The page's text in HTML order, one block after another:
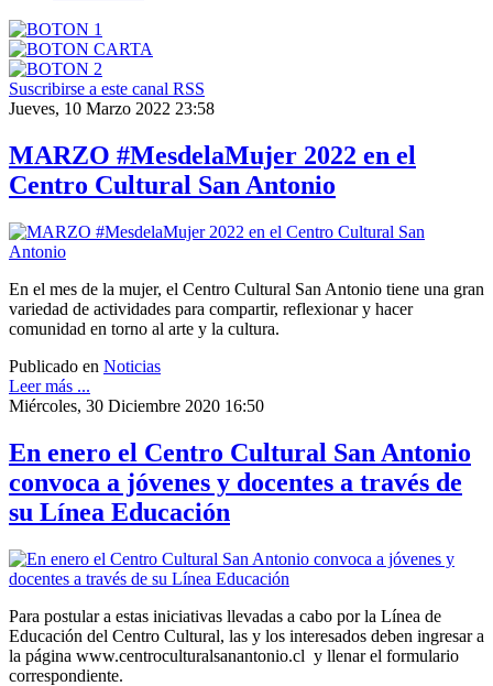
Suscribirse a este canal RSS
Jueves, 10 Marzo 2022 23:58
MARZO #MesdelaMujer 2022 en el
Centro Cultural San Antonio
En el mes de la mujer, el Centro Cultural San Antonio tiene una gran
variedad de actividades para compartir, reflexionar y hacer
comunidad en torno al arte y la cultura.
Publicado en Noticias
Leer más ...
Miércoles, 30 Diciembre 2020 16:50
En enero el Centro Cultural San Antonio
convoca a jóvenes y docentes a través de
su Línea Educación
Para postular a estas iniciativas llevadas a cabo por la Línea de
Educación del Centro Cultural, las y los interesados deben ingresar a
la página www.centroculturalsanantonio.cl y llenar el formulario
correspondiente.